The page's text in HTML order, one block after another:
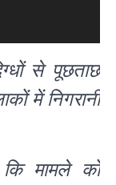
से पूछताछ
में निगरानी
कि मामले को